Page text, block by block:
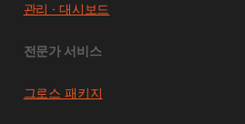
관리 · 대시보드
전문가 서비스
그로스 패키지